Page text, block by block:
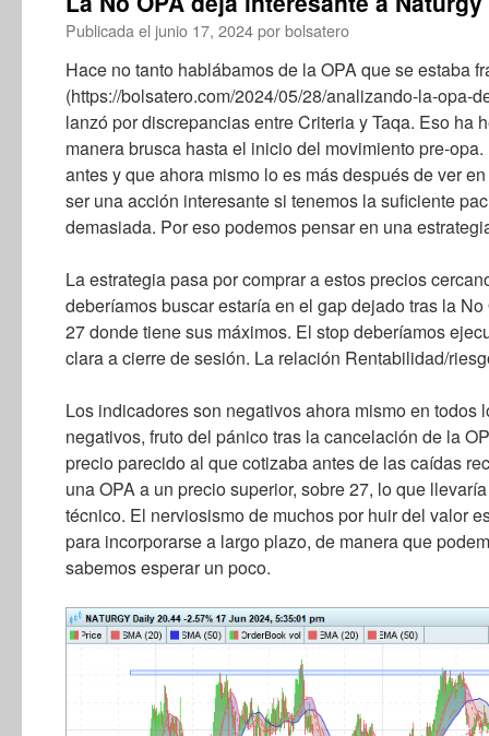
Publicada el junio 17, 2024porbolsatero
Hace no tanto hablábamos de la OPA que se estaba
(https://bolsatero.com/2024/05/28/analizando-la-opa-
lanzó por discrepancias entre Criteria y Taqa. Eso ha
manera brusca hasta el inicio del movimiento pre-
antes y que ahora mismo lo es más después de ver
ser una acción interesante si tenemos la suficiente
demasiada. Por eso podemos pensar en una
La estrategia pasa por comprar a estos precios
deberíamos buscar estaría en el gap dejado tras la
27 donde tiene sus máximos. El stop deberíamos
clara a cierre de sesión. La relación Rentabilidad/
Los indicadores son negativos ahora mismo en todos
negativos, fruto del pánico tras la cancelación de la
precio parecido al que cotizaba antes de las caídas
una OPA a un precio superior, sobre 27, lo que
técnico. El nerviosismo de muchos por huir del valor
para incorporarse a largo plazo, de manera que
sabemos esperar un poco.